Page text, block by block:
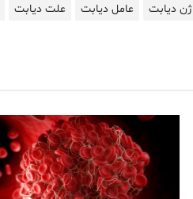
ژن دیابت عامل دیابت علت دیابت